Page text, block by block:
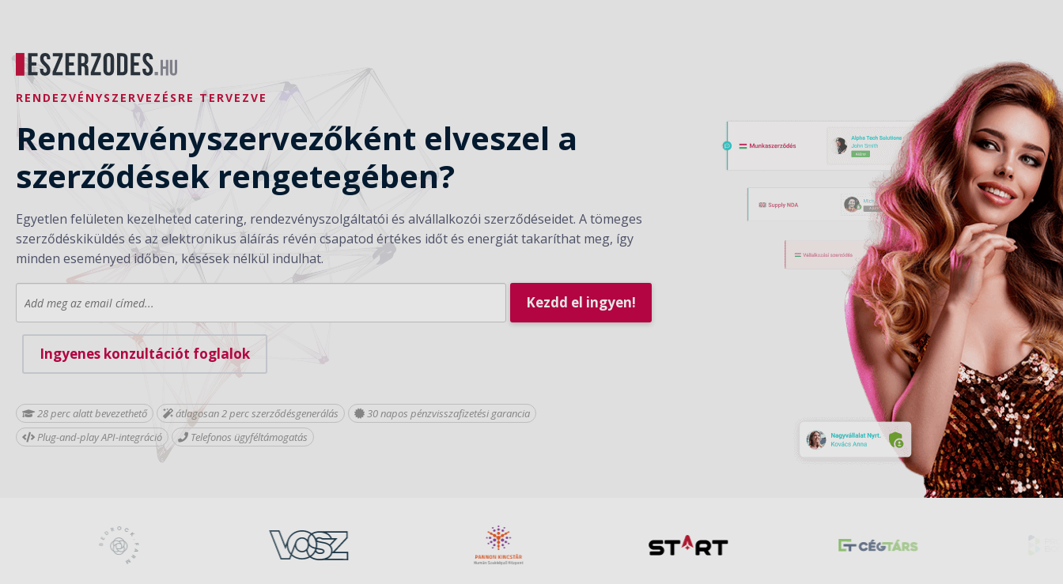
RENDEZVÉNYSZERVEZÉSRE TERVEZVE
Rendezvényszervezőként elveszel a
szerződések rengetegében?
Egyetlen felületen kezelheted catering, rendezvényszolgáltatói és alvállalkozói szerződéseidet. A tömeges
szerződéskiküldés és az elektronikus aláírás révén csapatod értékes időt és energiát takaríthat meg, így
minden eseményed időben, késések nélkül indulhat.
Kezdd el ingyen!
Ingyenes konzultációt foglalok
28 perc alatt bevezethető átlagosan 2 perc szerződésgenerálás
30 napos pénzvisszafizetési garancia
Plug-and-play API-integráció
Telefonos ügyféltámogatás